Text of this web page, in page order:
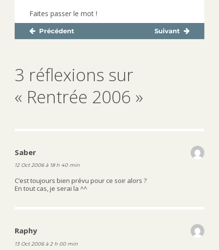
Faites passer le mot !
NavigationPrécédent
Publication
Suivant
Publication
3 réflexions sur
« Rentrée 2006 »
Saber
12 Oct 2006 à 18 h 40 min
C’est toujours bien prévu pour ce soir alors ?
En tout cas, je serai la ^^
Raphy
13 Oct 2006 à 2 h 00 min